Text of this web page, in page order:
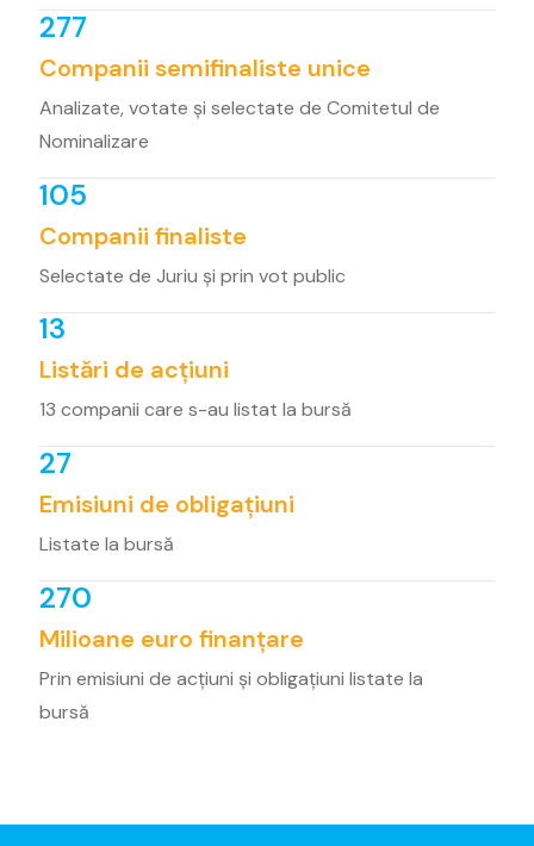
277
Companii semifinaliste unice
Analizate, votate și selectate de Comitetul de
Nominalizare
105
Companii finaliste
Selectate de Juriu și prin vot public
13
Listări de acțiuni
13 companii care s-au listat la bursă
27
Emisiuni de obligațiuni
Listate la bursă
270
Milioane euro finanțare
Prin emisiuni de acțiuni și obligațiuni listate la
bursă